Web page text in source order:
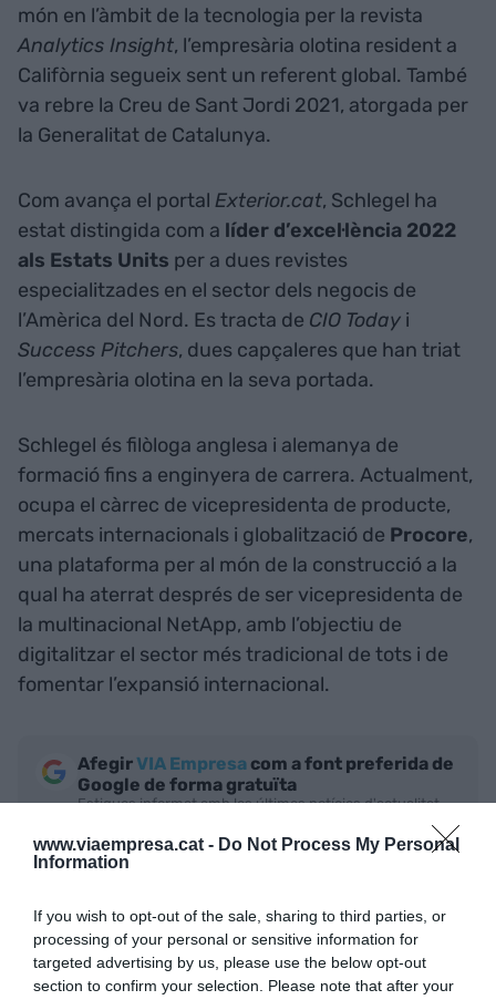
www.viaempresa.cat - Do Not Process My Personal
Information
If you wish to opt-out of the sale, sharing to third parties, or
processing of your personal or sensitive information for
targeted advertising by us, please use the below opt-out
section to confirm your selection. Please note that after your
món en l’àmbit de la tecnologia per la revista
Analytics Insight, l’empresària olotina resident a
Califòrnia segueix sent un referent global. També
va rebre la Creu de Sant Jordi 2021, atorgada per
la Generalitat de Catalunya.
Com avança el portal Exterior.cat, Schlegel ha
estat distingida com a líder d’excel·lència 2022
als Estats Units per a dues revistes
especialitzades en el sector dels negocis de
l’Amèrica del Nord. Es tracta de CIO Today i
Success Pitchers, dues capçaleres que han triat
l’empresària olotina en la seva portada.
Schlegel és filòloga anglesa i alemanya de
formació fins a enginyera de carrera. Actualment,
ocupa el càrrec de vicepresidenta de producte,
mercats internacionals i globalització de Procore,
una plataforma per al món de la construcció a la
qual ha aterrat després de ser vicepresidenta de
la multinacional NetApp, amb l’objectiu de
digitalitzar el sector més tradicional de tots i de
fomentar l’expansió internacional.
AfegirVIA Empresa com a font preferida de
Google de forma gratuïta
Estigues informat amb les últimes notícies d'actualitat